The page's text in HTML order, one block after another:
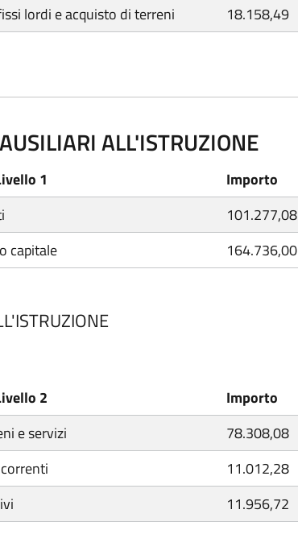
lordi e acquisto di terreni 18.158,49
ALL'ISTRUZIONE
1
Importo
101.277,08
capitale 164.736,00
2
Importo
e servizi
78.308,08
11.012,28
11.956,72